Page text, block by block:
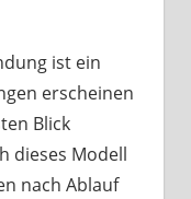
ist ein
erscheinen
Blick
dieses Modell
nach Ablauf